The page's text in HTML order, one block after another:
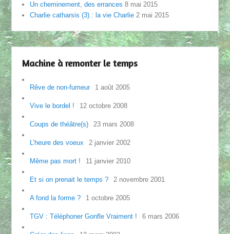
Un cheminement, des errances 8 mai 2015
Charlie catharsis (3) : la vie Charlie 2 mai 2015
Machine à remonter le temps
Rêve de non-fumeur 1 août 2005
Vive le bordel ! 12 octobre 2008
Coups de théâtre(s) 23 mars 2008
L’heure des voeux 2 janvier 2002
Même pas mort ! 11 janvier 2010
Et si on prenait le temps ? 2 novembre 2001
A fond la forme ? 1 octobre 2005
TGV : Téléphoner Gonfle Vraiment ! 6 mars 2006